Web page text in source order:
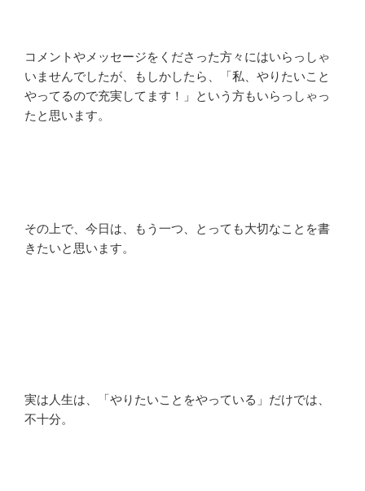
コメントやメッセージをくださった方々にはいらっしゃ
いませんでしたが、もしかしたら、「私、やりたいこと
やってるので充実してます！」という方もいらっしゃっ
たと思います。
その上で、今日は、もう一つ、とっても大切なことを書
きたいと思います。
実は人生は、「やりたいことをやっている」だけでは、
不十分。